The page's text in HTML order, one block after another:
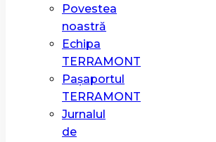
Povestea
noastră
Echipa
TERRAMONT
Pașaportul
TERRAMONT
Jurnalul
de